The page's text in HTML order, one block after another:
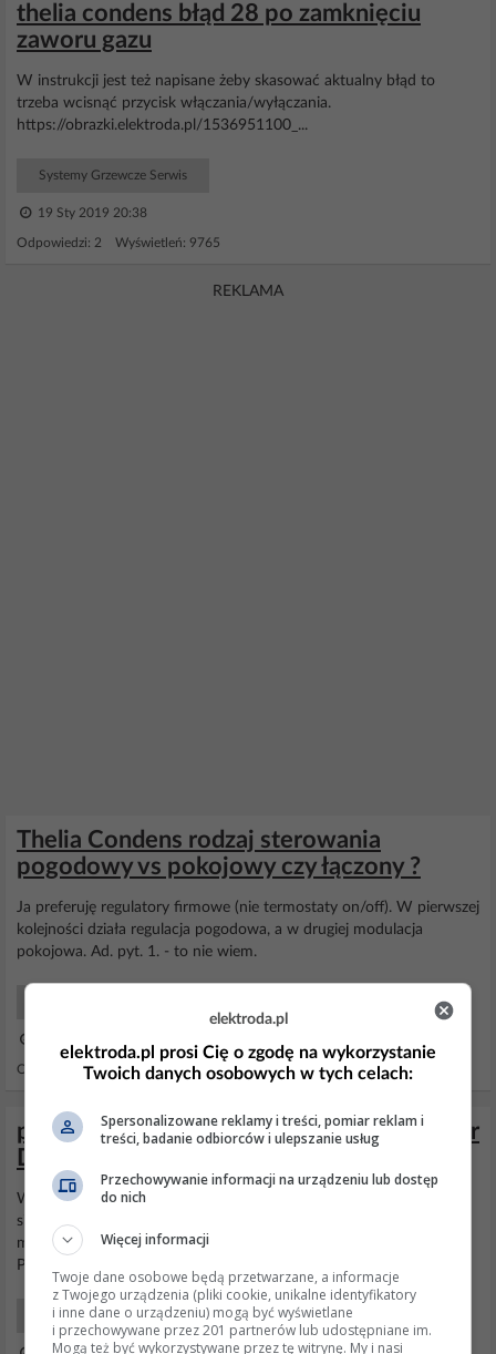
thelia condens błąd 28 po zamknięciu
zaworu gazu
W instrukcji jest też napisane żeby skasować aktualny błąd to
trzeba wcisnąć przycisk włączania/wyłączania.
https://obrazki.elektroda.pl/1536951100_...
Systemy Grzewcze Serwis
19 Sty 2019 20:38
Odpowiedzi: 2 Wyświetleń: 9765
REKLAMA
Thelia Condens rodzaj sterowania
pogodowy vs pokojowy czy łączony ?
Ja preferuję regulatory firmowe (nie termostaty on/off). W pierwszej
kolejności działa regulacja pogodowa, a w drugiej modulacja
pokojowa. Ad. pyt. 1. - to nie wiem.
Odpowiedzi: 9 Wyświetleń: 3348
pompa cyrkulacyjna CWU do kotła Saunier
Duval Thelia Condens
Witam, Najprościej sterować pompę zewnętrznym zegarem ale jak
się upierasz aby była sterowana sterownikiem kotła to dokup
moduł 2z7 do niego podłączasz pompę reszta według instrukcji
Pozdro
Systemy Grzewcze Serwis
elektroda.pl
elektroda.pl prosi Cię o zgodę na wykorzystanie
Twoich danych osobowych w tych celach:
Spersonalizowane reklamy i treści, pomiar reklam i
treści, badanie odbiorców i ulepszanie usług
Przechowywanie informacji na urządzeniu lub dostęp
do nich
Więcej informacji
Twoje dane osobowe będą przetwarzane, a informacje
z Twojego urządzenia (pliki cookie, unikalne identyfikatory
i inne dane o urządzeniu) mogą być wyświetlane
i przechowywane przez 201 partnerów lub udostępniane im.
Mogą też być wykorzystywane przez tę witrynę. My i nasi